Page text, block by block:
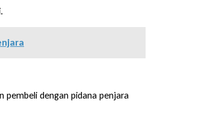
pembeli dengan pidana penjara